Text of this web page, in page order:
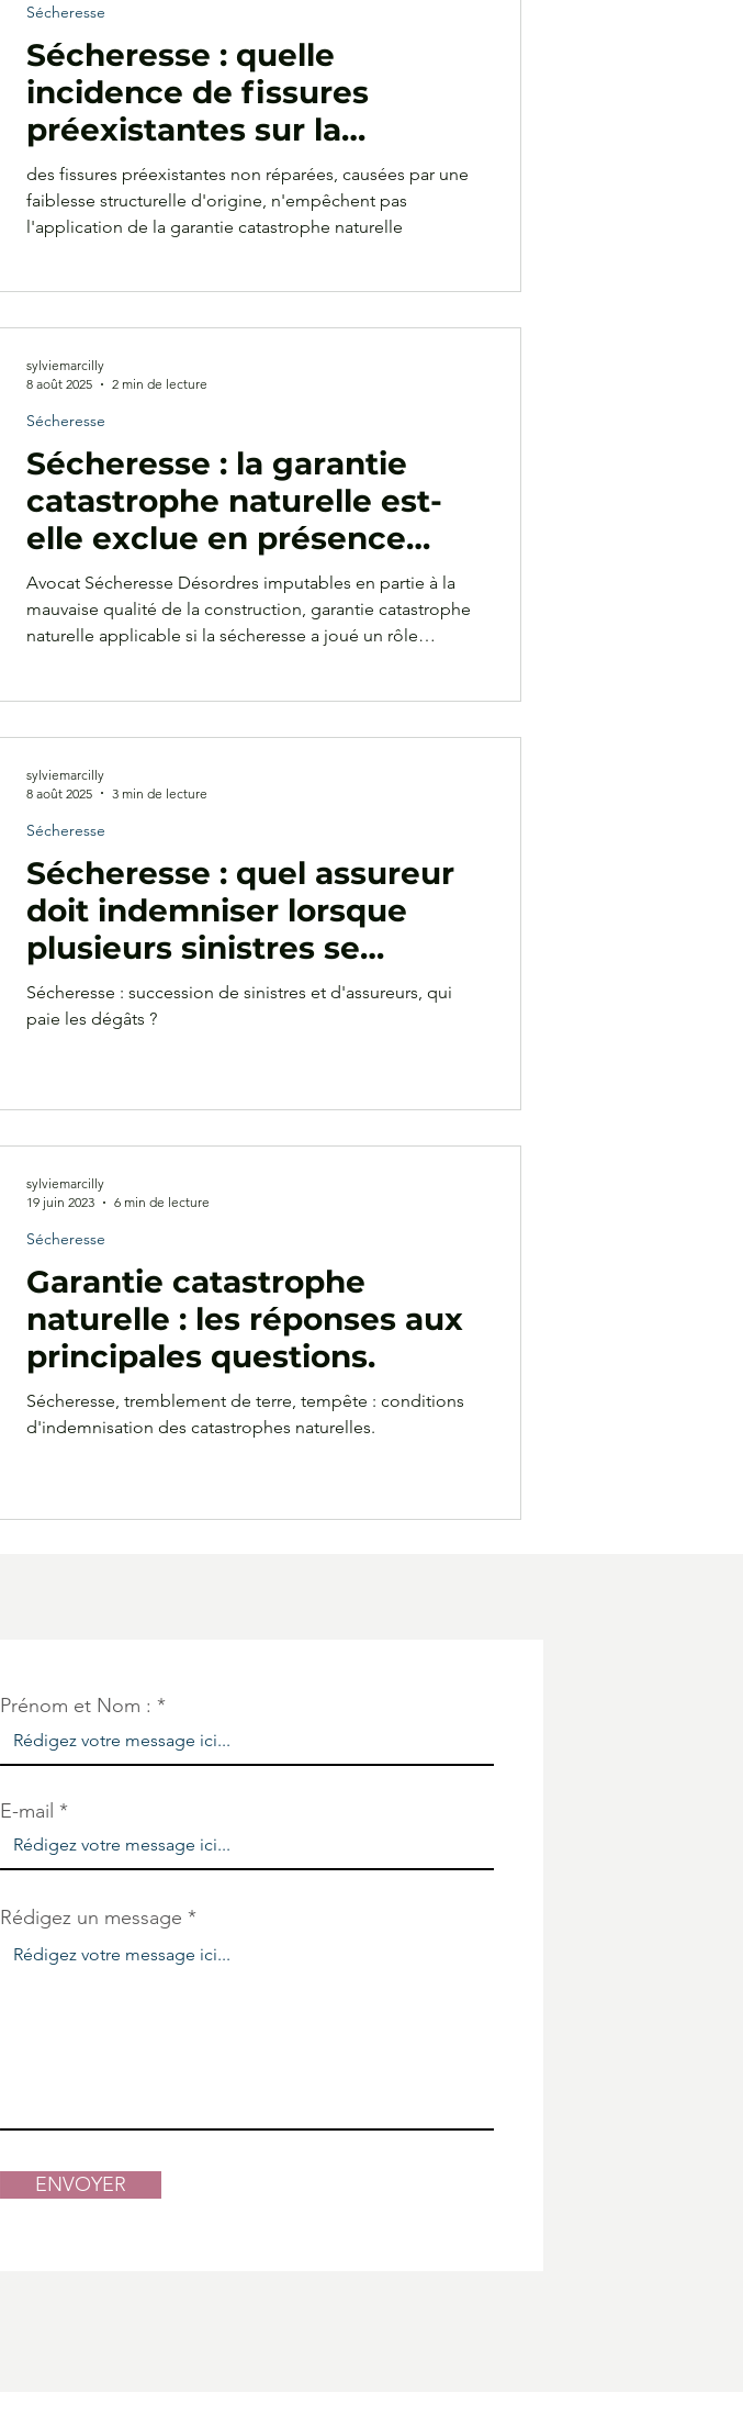
Sécheresse : quelle
incidence de fissures
préexistantes sur la
garantie catastrophe
naturelle ?
des fissures préexistantes non réparées, causées par une
faiblesse structurelle d'origine, n'empêchent pas
l'application de la garantie catastrophe naturelle
Sécheresse
Sécheresse : la garantie
catastrophe naturelle est-
elle exclue en présence
d'un défaut de construction
?
Avocat Sécheresse Désordres imputables en partie à la
mauvaise qualité de la construction, garantie catastrophe
naturelle applicable si la sécheresse a joué un rôle
Sécheresse
sylviemarcilly
8 août 2025
2 min de lecture
Sécheresse : quel assureur
doit indemniser lorsque
plusieurs sinistres se
succèdent ?
Sécheresse : succession de sinistres et d'assureurs, qui
paie les dégâts ?
Sécheresse
sylviemarcilly
8 août 2025
3 min de lecture
Garantie catastrophe
naturelle : les réponses aux
principales questions.
Sécheresse, tremblement de terre, tempête : conditions
d'indemnisation des catastrophes naturelles.
Sécheresse
sylviemarcilly
19 juin 2023
6 min de lecture
Prénom et Nom :
E-mail
Rédigez un message
ENVOYER